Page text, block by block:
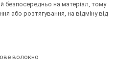
безпосередньо на матеріал, тому
або розтягування, на відміну від
волокно